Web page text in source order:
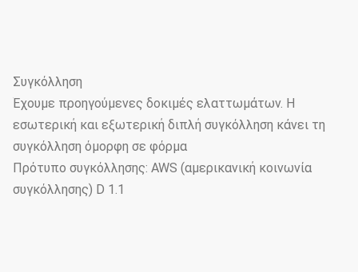
Συγκόλληση
Έχουμε προηγούμενες δοκιμές ελαττωμάτων. Η
εσωτερική και εξωτερική διπλή συγκόλληση κάνει τη
συγκόλληση όμορφη σε φόρμα
Πρότυπο συγκόλλησης: AWS (αμερικανική κοινωνία
συγκόλλησης) D 1.1